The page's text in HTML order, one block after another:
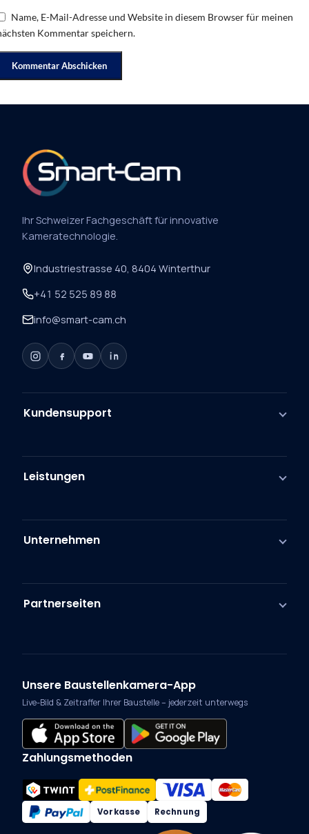
Name, E-Mail-Adresse und Website in diesem Browser für meinen
Kommentar speichern.
Ihr Schweizer Fachgeschäft für innovative
Kameratechnologie.
Industriestrasse 40, 8404 Winterthur
+41 52 525 89 88
info@smart-cam.ch
Kundensupport
Leistungen
Unternehmen
Partnerseiten
Unsere Baustellenkamera-App
Live-Bild & Zeitraffer Ihrer Baustelle – jederzeit unterwegs
Zahlungsmethoden
Vorkasse Rechnung